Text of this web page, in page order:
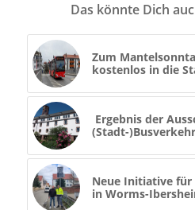
Das könnte Dich
Zum
kostenlos in die
Ergebnis der
(Stadt-
Neue Initiative
in Worms-